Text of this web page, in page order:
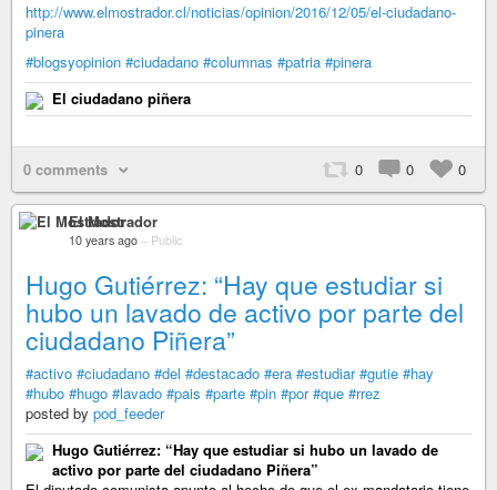
http://www.elmostrador.cl/noticias/opinion/2016/12/05/el-ciudadano-
pinera
#blogsyopinion #ciudadano #columnas #patria #pinera
El ciudadano piñera
0 comments 0 0 0
El Mostrador
10 years ago – Public
Hugo Gutiérrez: “Hay que estudiar si
hubo un lavado de activo por parte del
ciudadano Piñera”
#activo #ciudadano #del #destacado #era #estudiar #gutie #hay
#hubo #hugo #lavado #pais #parte #pin #por #que #rrez
posted by pod_feeder
Hugo Gutiérrez: “Hay que estudiar si hubo un lavado de
activo por parte del ciudadano Piñera”